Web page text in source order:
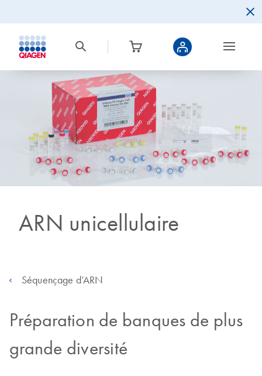
ARN unicellulaire
Séquençage d’ARN
Préparation de banques de plus
grande diversité